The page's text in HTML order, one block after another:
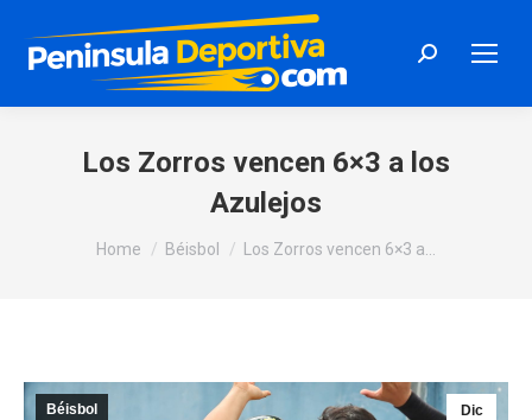
Search:
Los Zorros vencen 6×3 a los
Azulejos
You are here:
Home Béisbol Los Zorros vencen 6×3 a…
Dic
Béisbol